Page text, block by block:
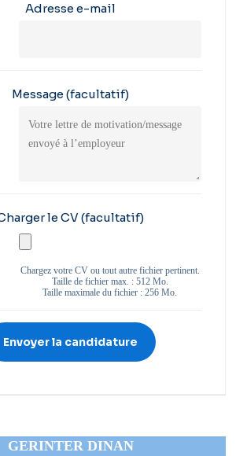
Adresse e-mail
Message(facultatif)
le CV(facultatif)
Chargez votre CV ou tout autre fichier pertinent.
Taille de fichier max. : 512 Mo.
Taille maximale du fichier : 256 Mo.
GERINTER DINAN